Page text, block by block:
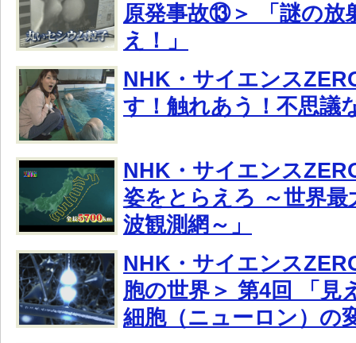
原発事故⑬＞ 「謎の放
え！」
NHK・サイエンス
す！触れあう！不思議
NHK・サイエンス
姿をとらえろ ～世界最
波観測網～」
NHK・サイエンス
胞の世界＞ 第4回 「見
細胞（ニューロン）の